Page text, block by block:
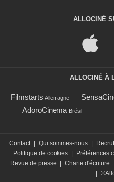
ALLOCINÉ
ALLOCINÉ À
Filmstarts Allemagne
AdoroCinema Brésil
Contact Qui sommes-nous
Politique de cookies
Préférences
Revue de presse
Charte d'écriture